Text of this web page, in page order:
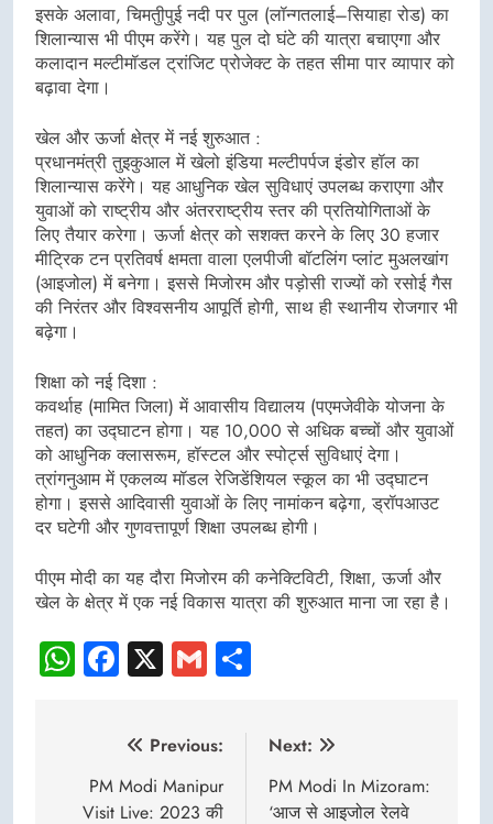
इसके अलावा, चिमतुीपुई नदी पर पुल (लॉन्गतलाई–सियाहा रोड) का
शिलान्यास भी पीएम करेंगे। यह पुल दो घंटे की यात्रा बचाएगा और
कलादान मल्टीमॉडल ट्रांजिट प्रोजेक्ट के तहत सीमा पार व्यापार को
बढ़ावा देगा।
खेल और ऊर्जा क्षेत्र में नई शुरुआत :
प्रधानमंत्री तुइकुआल में खेलो इंडिया मल्टीपर्पज इंडोर हॉल का
शिलान्यास करेंगे। यह आधुनिक खेल सुविधाएं उपलब्ध कराएगा और
युवाओं को राष्ट्रीय और अंतरराष्ट्रीय स्तर की प्रतियोगिताओं के
लिए तैयार करेगा। ऊर्जा क्षेत्र को सशक्त करने के लिए 30 हजार
मीट्रिक टन प्रतिवर्ष क्षमता वाला एलपीजी बॉटलिंग प्लांट मुअलखांग
(आइजोल) में बनेगा। इससे मिजोरम और पड़ोसी राज्यों को रसोई गैस
की निरंतर और विश्वसनीय आपूर्ति होगी, साथ ही स्थानीय रोजगार भी
बढ़ेगा।
शिक्षा को नई दिशा :
कवर्थाह (मामित जिला) में आवासीय विद्यालय (पएमजेवीके योजना के
तहत) का उद्घाटन होगा। यह 10,000 से अधिक बच्चों और युवाओं
को आधुनिक क्लासरूम, हॉस्टल और स्पोर्ट्स सुविधाएं देगा।
त्रांगनुआम में एकलव्य मॉडल रेजिडेंशियल स्कूल का भी उद्घाटन
होगा। इससे आदिवासी युवाओं के लिए नामांकन बढ़ेगा, ड्रॉपआउट
दर घटेगी और गुणवत्तापूर्ण शिक्षा उपलब्ध होगी।
पीएम मोदी का यह दौरा मिजोरम की कनेक्टिविटी, शिक्षा, ऊर्जा और
खेल के क्षेत्र में एक नई विकास यात्रा की शुरुआत माना जा रहा है।
WhatsApp
Facebook
X Gmail
navigation
Previous:
PM Modi Manipur
Visit Live: 2023 की
Next:
PM Modi In Mizoram:
‘आज से आइजोल रेलवे